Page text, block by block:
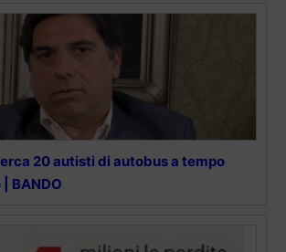
20 autisti di autobus a tempo
BANDO